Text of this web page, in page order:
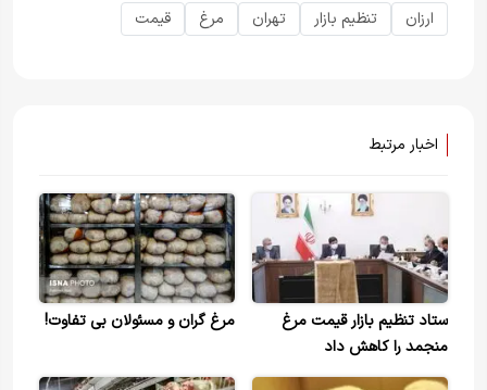
ارزان تنظیم بازار تهران مرغ قیمت
اخبار مرتبط
ستاد تنظیم بازار قیمت مرغ
منجمد را کاهش داد
مرغ گران و مسئولان بی تفاوت!